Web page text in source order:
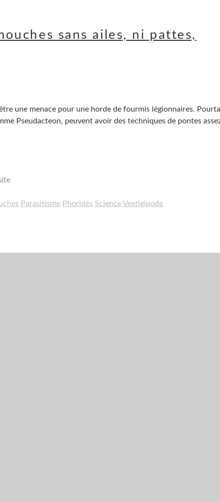
sans ailes, ni pattes,
une menace pour une horde de fourmis légionnaires.
Pseudacteon, peuvent avoir des techniques de pontes
Parasitisme Phoridés ScienceVestigipoda